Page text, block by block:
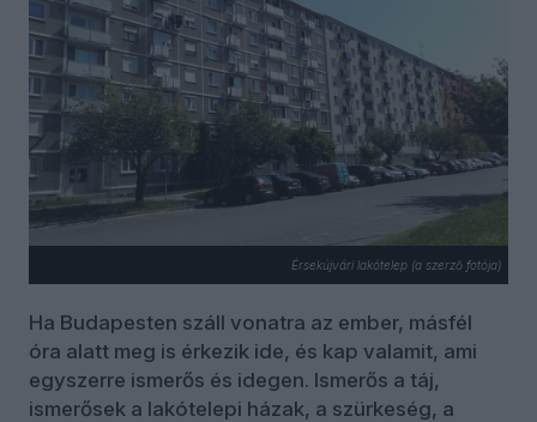
Érsekújvári lakótelep (a szerző fotója)
Ha Budapesten száll vonatra az ember, másfél
óra alatt meg is érkezik ide, és kap valamit, ami
egyszerre ismerős és idegen. Ismerős a táj,
ismerősek a lakótelepi házak, a szürkeség, a